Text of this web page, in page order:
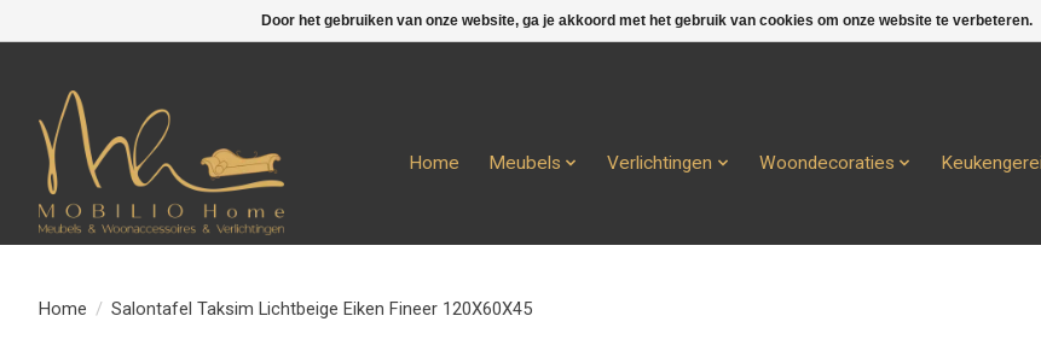
Home Meubels Verlichtingen Woondecoraties
Home / Salontafel Taksim Lichtbeige Eiken Fineer 120X60X45
Door het gebruiken van onze website, ga je akkoord met het gebruik van cookies om onze website te verbeteren.